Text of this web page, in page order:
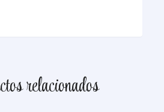
relacionados